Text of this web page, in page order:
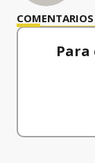
COMENTARIOS